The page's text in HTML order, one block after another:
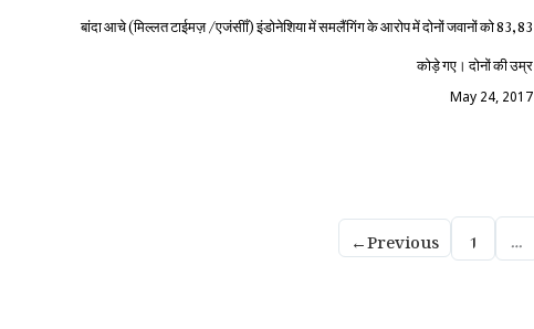
बांदा आचे (मिल्लत टाईमज़ /एजंसीाँ) इंडोनेशिया में समलैंगिंग के आरोप में दोनों जवानों को 83,83
कोड़े गए। दोनों की उम्र
May 24, 2017
←Previous 1 …